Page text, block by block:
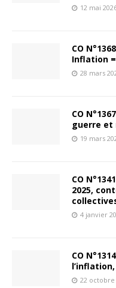
12 mai
CO
Inflation
28 mars
CO
guerre et
19 mars
CO
2025,
4 janvier
CO
22 octobre